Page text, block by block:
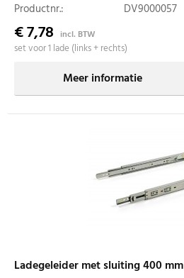
Productnr.:
DV9000057
€ 7,78 incl. BTW
set voor 1 lade (links + rechts)
Meer informatie
Ladegeleider met sluiting 400 mm